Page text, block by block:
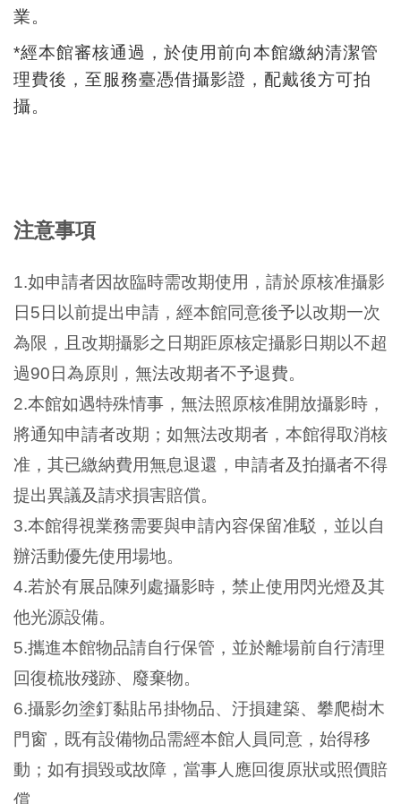
料
開
放
宣
權
明
回
頁
友
善
措
施
服
務
網
導
覽
En
glis
h
日
本
語
業。
*經本館審核通過，於使用前向本館繳納清潔管
理費後，至服務臺憑借攝影證，配戴後方可拍
攝。
注意事項
1.如申請者因故臨時需改期使用，請於原核准攝影
日5日以前提出申請，經本館同意後予以改期一次
為限，且改期攝影之日期距原核定攝影日期以不超
過90日為原則，無法改期者不予退費。
2.本館如遇特殊情事，無法照原核准開放攝影時，
將通知申請者改期；如無法改期者，本館得取消核
准，其已繳納費用無息退還，申請者及拍攝者不得
提出異議及請求損害賠償。
3.本館得視業務需要與申請內容保留准駁，並以自
辦活動優先使用場地。
4.若於有展品陳列處攝影時，禁止使用閃光燈及其
他光源設備。
5.攜進本館物品請自行保管，並於離場前自行清理
回復梳妝殘跡、廢棄物。
6.攝影勿塗釘黏貼吊掛物品、汙損建築、攀爬樹木
門窗，既有設備物品需經本館人員同意，始得移
動；如有損毀或故障，當事人應回復原狀或照價賠
償。